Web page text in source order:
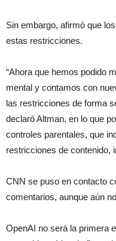
Sin embargo, afirmó que
estas restricciones.
“Ahora que hemos podido
mental y contamos con
las restricciones de forma
declaró Altman, en lo que
controles parentales, que
restricciones de contenido,
CNN se puso en contacto
comentarios, aunque aún
OpenAI no será la primera